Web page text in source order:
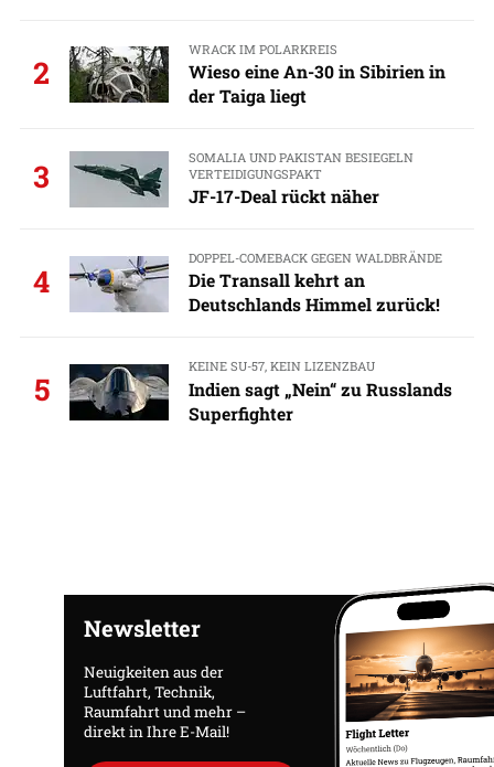
2
WRACK IM POLARKREIS
Wieso eine An-30 in Sibirien in
der Taiga liegt
3
SOMALIA UND PAKISTAN BESIEGELN
VERTEIDIGUNGSPAKT
JF-17-Deal rückt näher
4
DOPPEL-COMEBACK GEGEN WALDBRÄNDE
Die Transall kehrt an
Deutschlands Himmel zurück!
5
KEINE SU-57, KEIN LIZENZBAU
Indien sagt „Nein“ zu Russlands
Superfighter
Newsletter
Neuigkeiten aus der
Luftfahrt, Technik,
Raumfahrt und mehr –
direkt in Ihre E-Mail!